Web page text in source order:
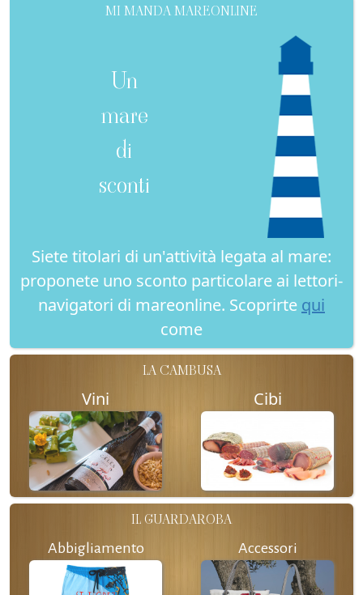
MI MANDA MAREONLINE
Un
mare
di
sconti
Siete titolari di un'attività legata al mare:
proponete uno sconto particolare ai lettori-
navigatori di mareonline. Scoprirte qui
come
LA CAMBUSA
Vini Cibi
IL GUARDAROBA
Abbigliamento Accessori